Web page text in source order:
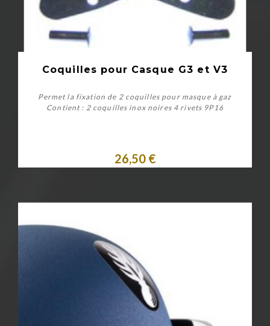
Acheter
Coquilles pour Casque G3 et V3
Permet la fixation de 2 coquilles pour masque à gaz
Contient : 2 coquilles inox noires 4 rivets 9P16
26,50 €